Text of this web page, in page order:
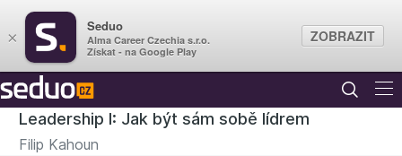
Leadership I: Jak být sám sobě lídrem
Filip Kahoun
×
Seduo
Alma Career Czechia s.r.o.
Získat - na Google Play
ZOBRAZIT